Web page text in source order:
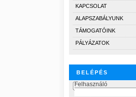
KAPCSOLAT
ALAPSZABÁLYUNK
TÁMOGATÓINK
PÁLYÁZATOK
BELÉPÉS
Felhasználó